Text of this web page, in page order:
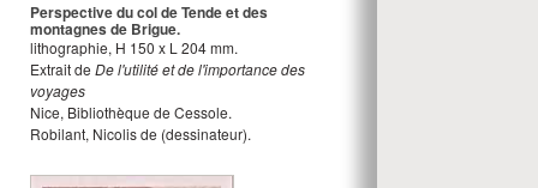
Perspective du col de Tende et des
montagnes de Brigue.
lithographie, H 150 x L 204mm.
Extrait de De l'utilité et de l'importance des
voyages
Nice, Bibliothèque de Cessole.
Robilant, Nicolis de (dessinateur).